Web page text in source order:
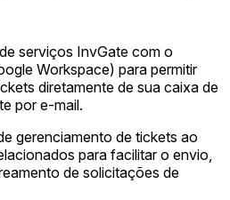
serviços InvGate com o
Workspace) para permitir
diretamente de sua caixa de
por e-mail.
gerenciamento de tickets ao
para facilitar o envio,
de solicitações de